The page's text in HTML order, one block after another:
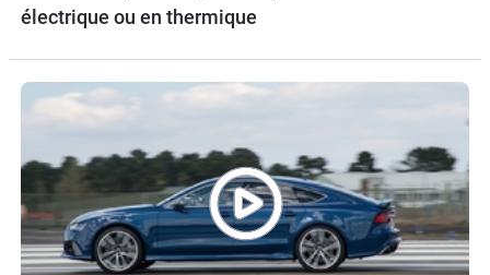
électrique ou en thermique